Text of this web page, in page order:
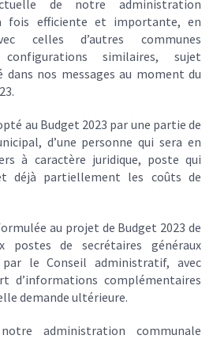
de notre administration
fois efficiente et importante, en
celles d’autres communes
similaires, sujet
dans nos messages au moment du
au Budget 2023 par une partie de
d’une personne qui sera en
à caractère juridique, poste qui
déjà partiellement les coûts de
au projet de Budget 2023 de
postes de secrétaires généraux
le Conseil administratif, avec
d’informations complémentaires
demande ultérieure.
administration communale